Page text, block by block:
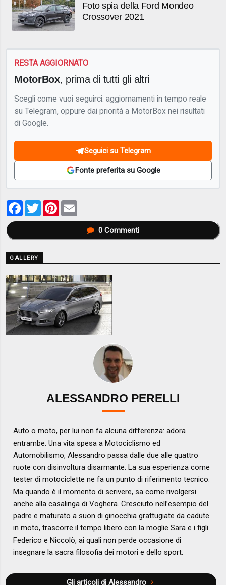
Foto spia della Ford Mondeo
Crossover 2021
RESTA AGGIORNATO
MotorBox, prima di tutti gli altri
Scegli come vuoi seguirci: aggiornamenti in tempo reale
su Telegram, oppure dai priorità a MotorBox nei risultati
di Google.
Seguici su Telegram
Fonte preferita su Google
Facebook
TwitterPinterest
0Commenti
GALLERY
ALESSANDRO PERELLI
Auto o moto, per lui non fa alcuna differenza: adora
entrambe. Una vita spesa a Motociclismo ed
Automobilismo, Alessandro passa dalle due alle quattro
ruote con disinvoltura disarmante. La sua esperienza come
tester di motociclette ne fa un punto di riferimento tecnico.
Ma quando è il momento di scrivere, sa come rivolgersi
anche alla casalinga di Voghera. Cresciuto nell’esempio del
padre e maturato a suon di ginocchia grattugiate da cadute
in moto, trascorre il tempo libero con la moglie Sara e i figli
Federico e Niccolò, ai quali non perde occasione di
insegnare la sacra filosofia dei motori e dello sport.
Gli articoli di Alessandro